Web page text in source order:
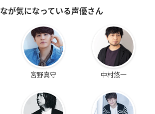
が気になっている声優さん
宮野真守 中村悠一